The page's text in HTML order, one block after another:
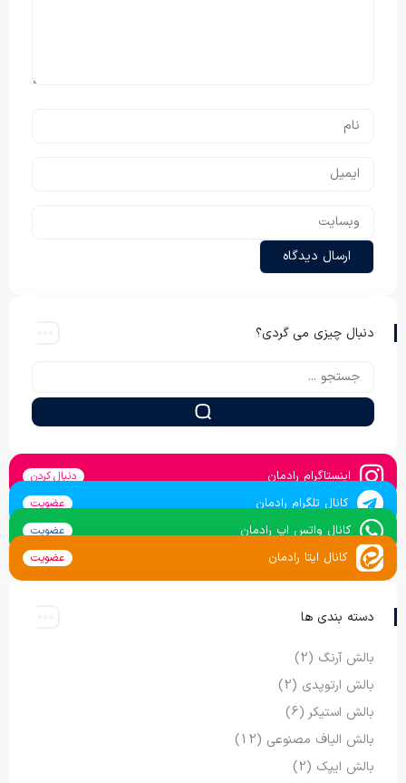
دنبال چیزی می گردی؟
اینستاگرام رادمان دنبال کردن
کانال تلگرام رادمان عضویت
کانال واتس اپ رادمان عضویت
کانال ایتا رادمان عضویت
دسته بندی ها
بالش آرنگ (2)
بالش ارتوپدی (2)
بالش استیکر (6)
بالش الیاف مصنوعی (12)
بالش ایپک (2)